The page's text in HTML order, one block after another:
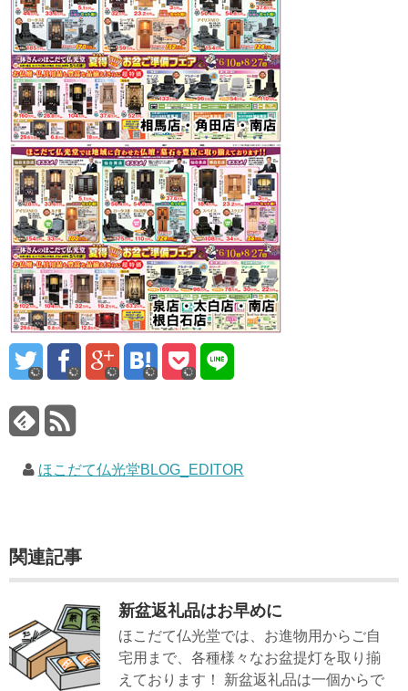
ほこだて仏光堂BLOG_EDITOR
関連記事
新盆返礼品はお早めに
ほこだて仏光堂では、お進物用からご自
宅用まで、各種様々なお盆提灯を取り揃
えております！ 新盆返礼品は一個からで